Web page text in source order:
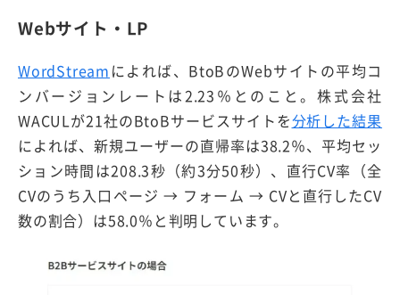
Webサイト・LP
WordStream によれば、BtoBのWebサイトの平均コ
ンバージョンレートは2.23％とのこと。株式会社
WACULが21社のBtoBサービスサイトを分析した結果
によれば、新規ユーザーの直帰率は38.2％、平均セッ
ション時間は208.3秒（約3分50秒）、直行CV率（全
CVのうち入口ページ → フォーム → CVと直行したCV
数の割合）は58.0％と判明しています。